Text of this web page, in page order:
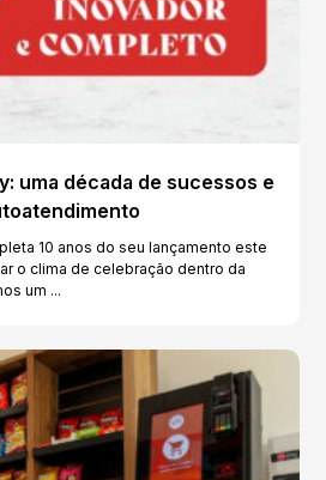
uma década de sucessos e
10 anos do seu lançamento este
o clima de celebração dentro da
um ...